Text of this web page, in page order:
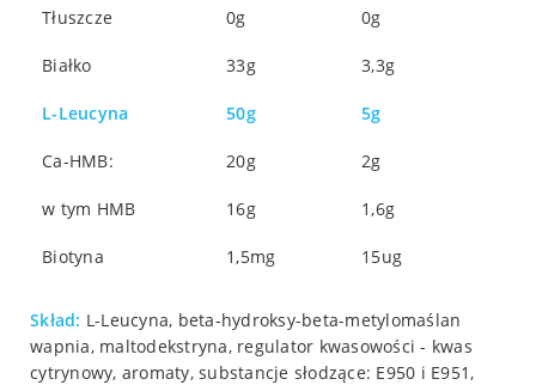
Tłuszcze 0g 0g
Białko 33g 3,3g
L-Leucyna 50g 5g
Ca-HMB: 20g 2g
w tym HMB 16g 1,6g
Biotyna 1,5mg 15ug
Skład: L-Leucyna, beta-hydroksy-beta-metylomaślan
wapnia, maltodekstryna, regulator kwasowości - kwas
cytrynowy, aromaty, substancje słodzące: E950 i E951,